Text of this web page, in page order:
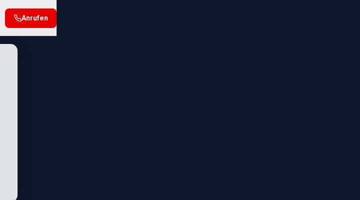
Anrufen